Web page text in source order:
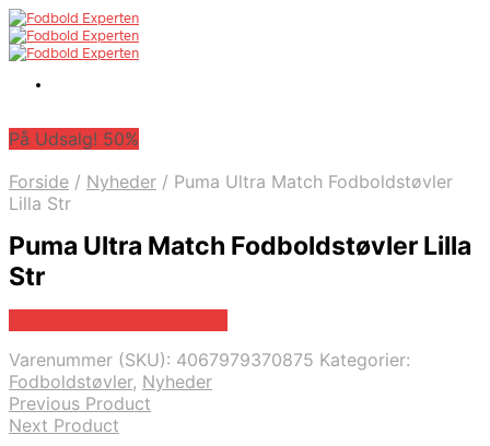
På Udsalg! 50%
Forside / Nyheder / Puma Ultra Match Fodboldstøvler
Lilla Str
Puma Ultra Match Fodboldstøvler Lilla
Str
Varenummer (SKU): 4067979370875 Kategorier:
Fodboldstøvler, Nyheder
Previous Product
Next Product